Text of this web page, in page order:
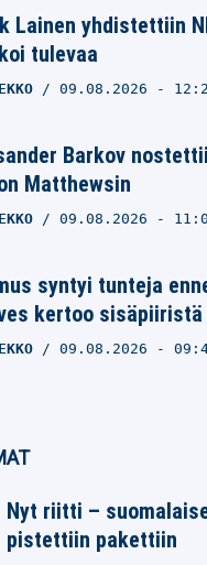
Lainen yhdistettiin
tulevaa
09.08.2026 -
Barkov
Matthewsin
09.08.2026 -
syntyi tunteja
kertoo sisäpiiristä
09.08.2026 -
Nyt riitti –
pistettiin pakettiin